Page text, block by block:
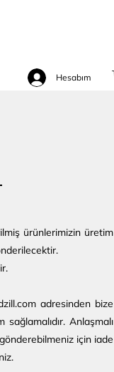
Hesabım
ürünlerimizin üretim
adresinden bize
Anlaşmalı
için iade